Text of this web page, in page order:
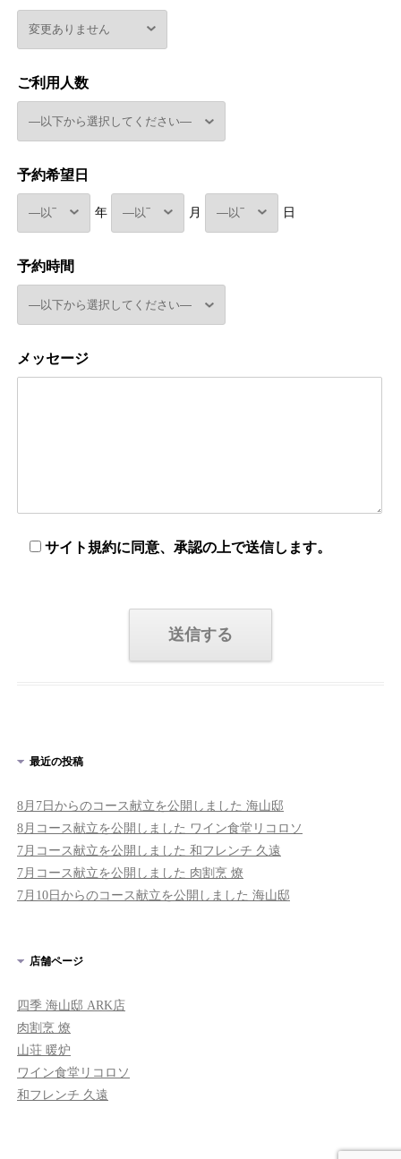
ご利用人数
予約希望日
年 月 日
予約時間
メッセージ
サイト規約に同意、承認の上で送信します。
最近の投稿
8月7日からのコース献立を公開しました 海山邸
8月コース献立を公開しました ワイン食堂リコロソ
7月コース献立を公開しました 和フレンチ 久遠
7月コース献立を公開しました 肉割烹 燎
7月10日からのコース献立を公開しました 海山邸
店舗ページ
四季 海山邸 ARK店
肉割烹 燎
山荘 暖炉
ワイン食堂リコロソ
和フレンチ 久遠